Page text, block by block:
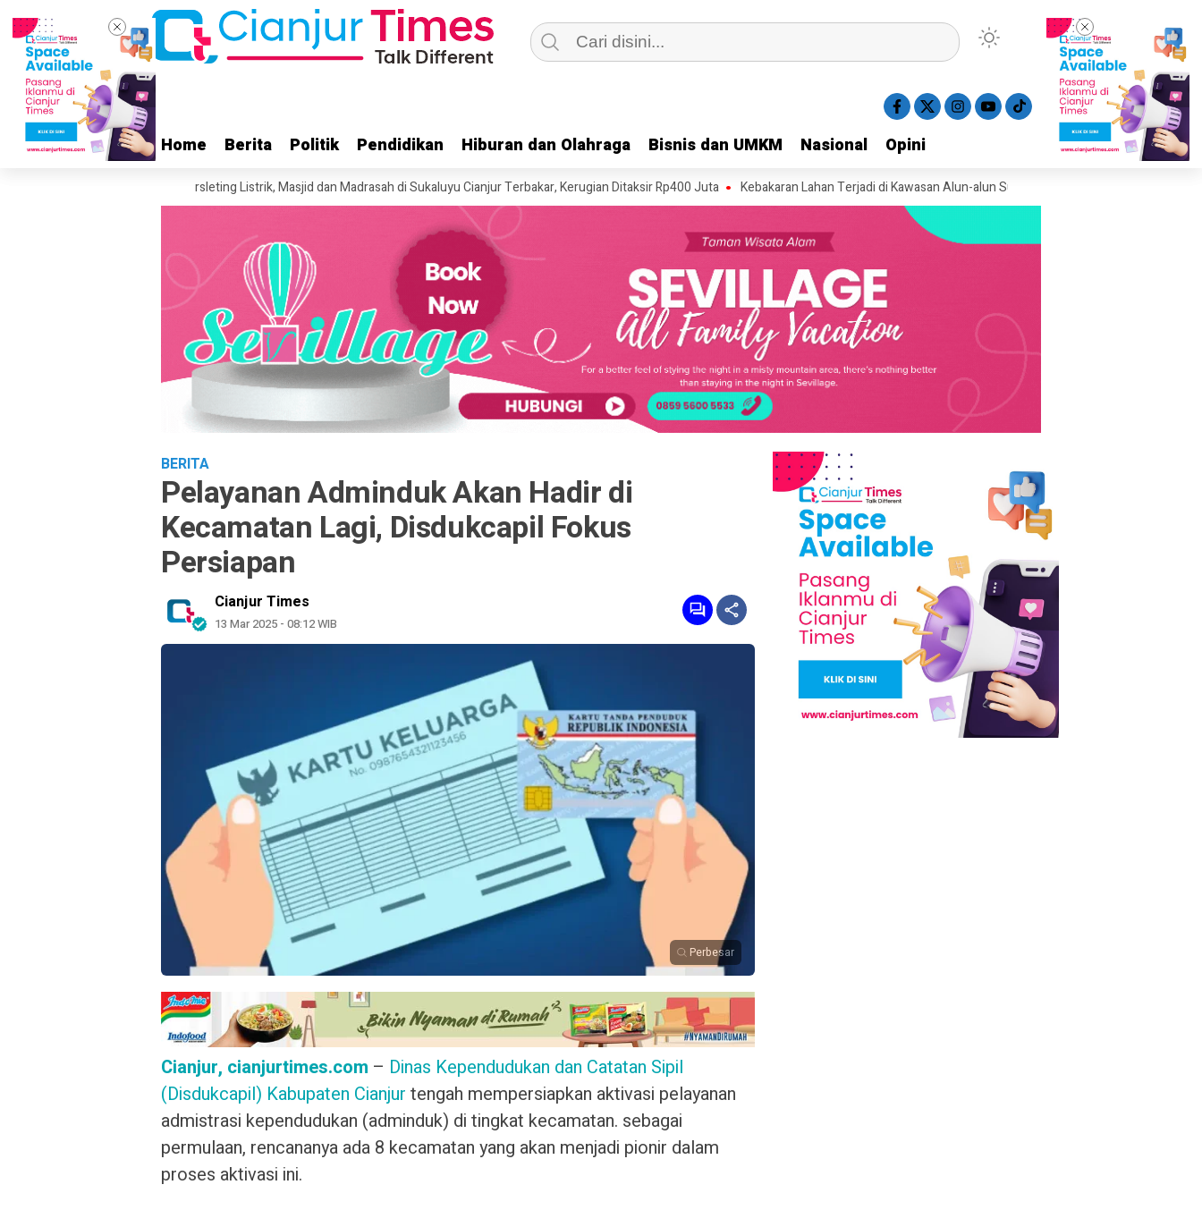
Home Berita Politik Pendidikan Hiburan dan Olahraga Bisnis dan UMKM Nasional Opini
Home Berita Politik Pendidikan Hiburan dan Olahraga Bisnis dan UMKM Nasional Opini
Diduga Korsleting Listrik, Masjid dan Madrasah di Sukaluyu Cianjur Terbakar, Kerugian Ditaksir Rp400 Juta Kebakaran Lahan Terjadi di Kawasan Alun-alun Suryakancana Gunung Gede
BERITA
Pelayanan Adminduk Akan Hadir di
Kecamatan Lagi, Disdukcapil Fokus
Persiapan
Cianjur Times
13 Mar 2025 - 08:12 WIB
Perbesar
Cianjur, cianjurtimes.com – Dinas Kependudukan dan Catatan Sipil
(Disdukcapil) Kabupaten Cianjur tengah mempersiapkan aktivasi pelayanan
admistrasi kependudukan (adminduk) di tingkat kecamatan. sebagai
permulaan, rencananya ada 8 kecamatan yang akan menjadi pionir dalam
proses aktivasi ini.